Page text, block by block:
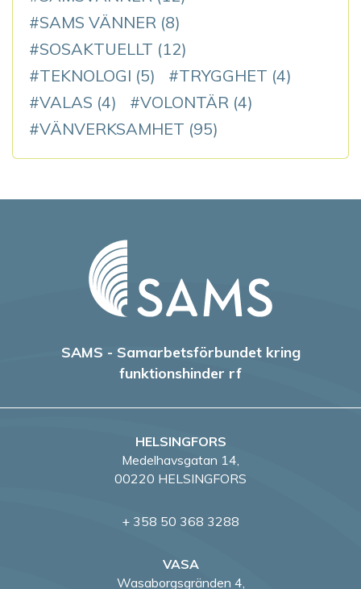
SAMS VÄNNER (8)
SOSAKTUELLT (12)
TEKNOLOGI (5) TRYGGHET (4)
VALAS (4) VOLONTÄR (4)
VÄNVERKSAMHET (95)
SAMS - Samarbetsförbundet kring
funktionshinder rf
HELSINGFORS
Medelhavsgatan 14,
00220 HELSINGFORS
+ 358 50 368 3288
VASA
Wasaborgsgränden 4,